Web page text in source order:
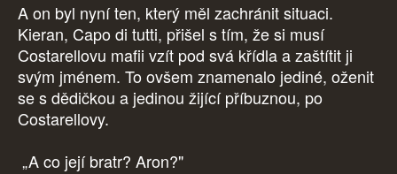
A on byl nyní ten, který měl zachránit situaci.
Kieran, Capo di tutti, přišel s tím, že si musí
Costarellovu mafii vzít pod svá křídla a zaštítit ji
svým jménem. To ovšem znamenalo jediné, oženit
se s dědičkou a jedinou žijící příbuznou, po
Costarellovy.
„A co její bratr? Aron?"